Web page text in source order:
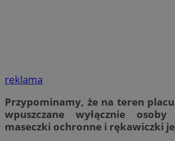
reklama
Przypominamy, że na teren
wpuszczane wyłącznie
maseczki ochronne i rękawiczki